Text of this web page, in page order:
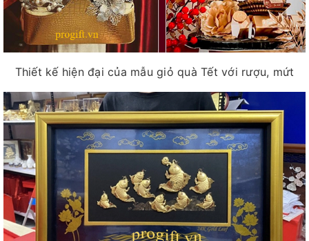
Thiết kế hiện đại của mẫu giỏ quà Tết với rượu, mứt